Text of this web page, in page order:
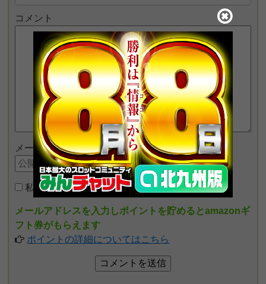
コメント
メールアドレス
私はロボットではありません
メールアドレスを入力しポイントを貯めるとamazonギ
フト券がもらえます
ポイントの詳細についてはこちら